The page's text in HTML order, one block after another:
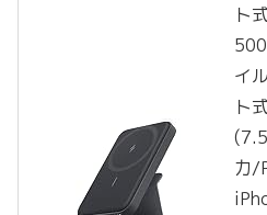
ト
イ
ト
力/